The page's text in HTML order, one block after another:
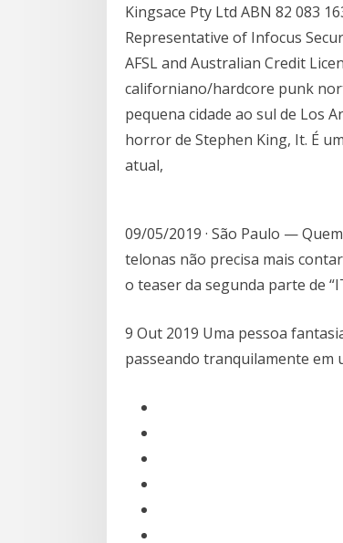
Kingsace Pty Ltd ABN 82 083
Representative of Infocus
AFSL and Australian Credit
californiano/hardcore punk
pequena cidade ao sul de Los
horror de Stephen King, It. É
atual,
09/05/2019 · São Paulo —
telonas não precisa mais
o teaser da segunda parte de
9 Out 2019 Uma pessoa
passeando tranquilamente em